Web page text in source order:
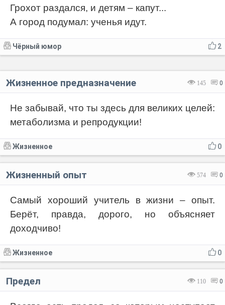
Грохот раздался, и детям – капут...
А город подумал: ученья идут.
2
Чёрный юмор
145 0
Жизненное предназначение
Не забывай, что ты здесь для великих целей:
метаболизма и репродукции!
0
Жизненное
574 0
Жизненный опыт
Самый хороший учитель в жизни – опыт.
Берёт, правда, дорого, но объясняет
доходчиво!
0
Жизненное
110 0
Предел